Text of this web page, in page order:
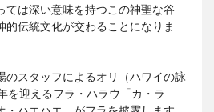
ては深い意味を持つこの神聖な谷
的伝統文化が交わることになりま
スタッフによるオリ（ハワイの詠
を迎えるフラ・ハラウ「カ・ラ